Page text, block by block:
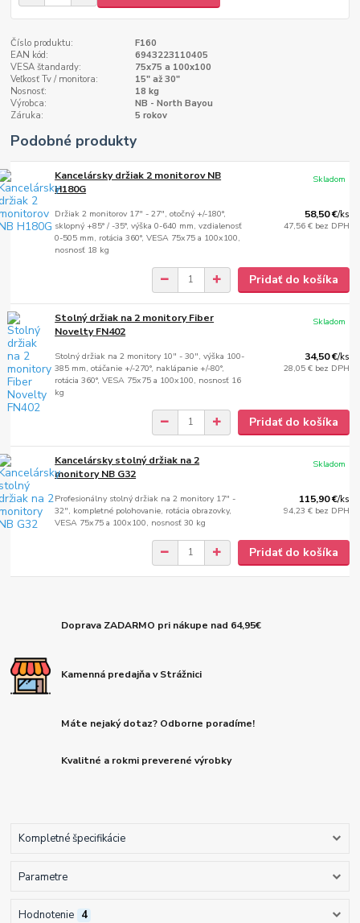
Číslo produktu:
F160
EAN kód:
6943223110405
VESA štandardy:
75x75 a 100x100
Veľkosť Tv / monitora:
15" až 30"
Nosnosť:
18 kg
Výrobca:
NB - North Bayou
Záruka:
5 rokov
Podobné produkty
Kancelársky držiak 2 monitorov NB
H180G
Držiak 2 monitorov 17" - 27", otočný +/-180°,
sklopný +85° / -35°, výška 0-640 mm, vzdialenosť
0-505 mm, rotácia 360°, VESA 75x75 a 100x100,
nosnosť 18 kg
58,50 €/ks
47,56 € bez DPH
Skladom
Pridať do košíka
Stolný držiak na 2 monitory Fiber
Novelty FN402
Stolný držiak na 2 monitory 10" - 30", výška 100-
385 mm, otáčanie +/-270°, naklápanie +/-80°,
rotácia 360°, VESA 75x75 a 100x100, nosnosť 16
kg
34,50 €/ks
28,05 € bez DPH
Skladom
Pridať do košíka
Kancelársky stolný držiak na 2
monitory NB G32
Profesionálny stolný držiak na 2 monitory 17" -
32", kompletné polohovanie, rotácia obrazovky,
VESA 75x75 a 100x100, nosnosť 30 kg
115,90 €/ks
94,23 € bez DPH
Skladom
Pridať do košíka
Doprava ZADARMO pri nákupe nad 64,95€
Kamenná predajňa v Strážnici
Máte nejaký dotaz? Odborne poradíme!
Kvalitné a rokmi preverené výrobky
Kompletné špecifikácie
Parametre
Hodnotenie 4